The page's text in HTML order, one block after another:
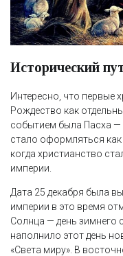
Исторический
Интересно, что первые
Рождество как
событием была Пасха —
стало оформляться как
когда христианство
империи.
Дата 25 декабря была
империи в это время
Солнца — день зимнего
наполнило этот день
«Света миру». В